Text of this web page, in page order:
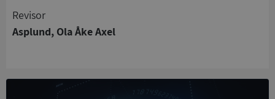
Revisor
Asplund, Ola Åke Axel